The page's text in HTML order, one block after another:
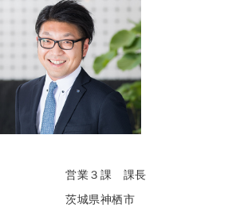
営業３課 課長
茨城県神栖市